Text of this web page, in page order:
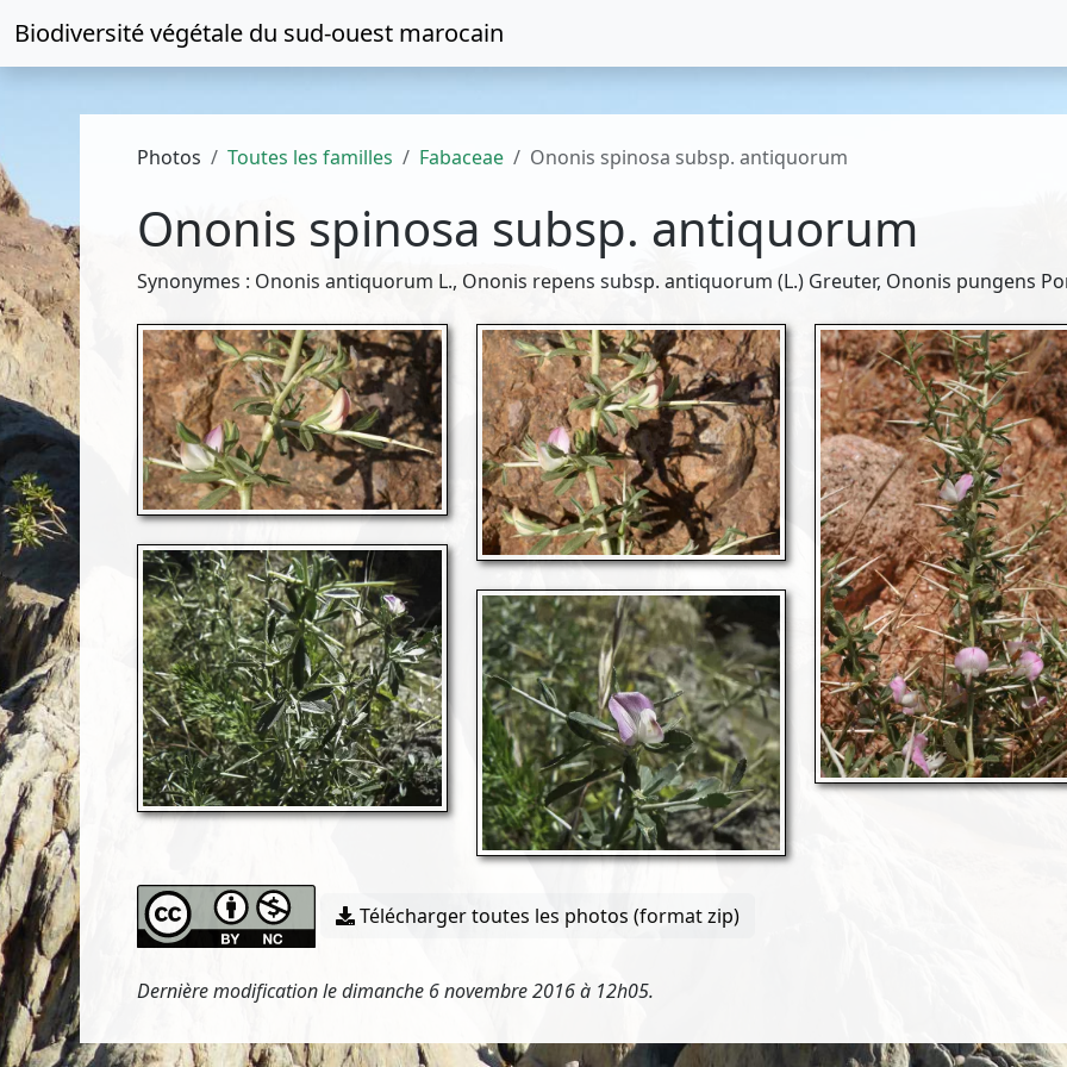
Biodiversité végétale du sud-ouest marocain
Photos Toutes les familles Fabaceae Ononis spinosa subsp. antiquorum
Ononis spinosa subsp. antiquorum
Synonymes : Ononis antiquorum L., Ononis repens subsp. antiquorum (L.) Greuter, Ononis pungens
Télécharger toutes les photos (format zip)
Dernière modification le dimanche 6 novembre 2016 à 12h05.